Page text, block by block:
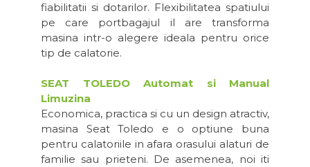
fiabilitatii si dotarilor. Flexibilitatea spatiului
pe care portbagajul il are transforma
masina intr-o alegere ideala pentru orice
tip de calatorie.
SEAT TOLEDO Automat si Manual
Limuzina
Economica, practica si cu un design atractiv,
masina Seat Toledo e o optiune buna
pentru calatoriile in afara orasului alaturi de
familie sau prieteni. De asemenea, noi iti